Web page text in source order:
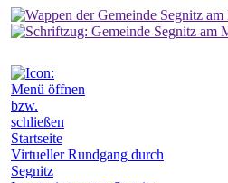
Startseite
Virtueller Rundgang durch
Segnitz